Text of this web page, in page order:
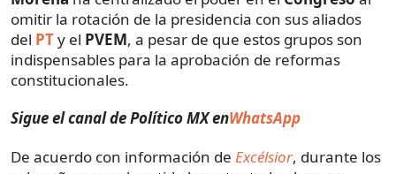
omitir la rotación de la presidencia con sus aliados
del PTy el PVEM, a pesar de que estos grupos son
indispensables para la aprobación de reformas
constitucionales.
Sigue el canal de Político MX enWhatsApp
De acuerdo con información de Excélsior, durante los